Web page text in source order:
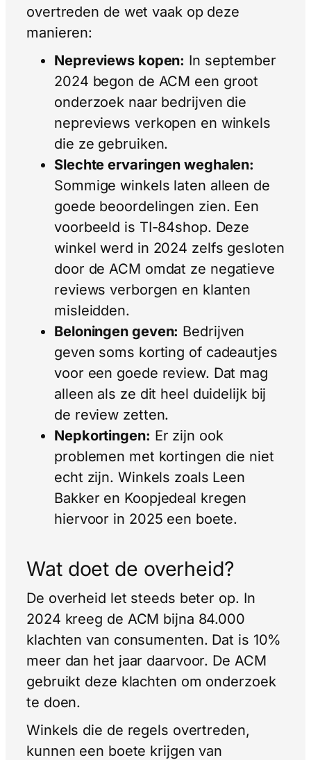
overtreden de wet vaak op deze
manieren:
Nepreviews kopen: In september
2024 begon de ACM een groot
onderzoek naar bedrijven die
nepreviews verkopen en winkels
die ze gebruiken.
Slechte ervaringen weghalen:
Sommige winkels laten alleen de
goede beoordelingen zien. Een
voorbeeld is TI-84shop. Deze
winkel werd in 2024 zelfs gesloten
door de ACM omdat ze negatieve
reviews verborgen en klanten
misleidden.
Beloningen geven: Bedrijven
geven soms korting of cadeautjes
voor een goede review. Dat mag
alleen als ze dit heel duidelijk bij
de review zetten.
Nepkortingen: Er zijn ook
problemen met kortingen die niet
echt zijn. Winkels zoals Leen
Bakker en Koopjedeal kregen
hiervoor in 2025 een boete.
Wat doet de overheid?
De overheid let steeds beter op. In
2024 kreeg de ACM bijna 84.000
klachten van consumenten. Dat is 10%
meer dan het jaar daarvoor. De ACM
gebruikt deze klachten om onderzoek
te doen.
Winkels die de regels overtreden,
kunnen een boete krijgen van